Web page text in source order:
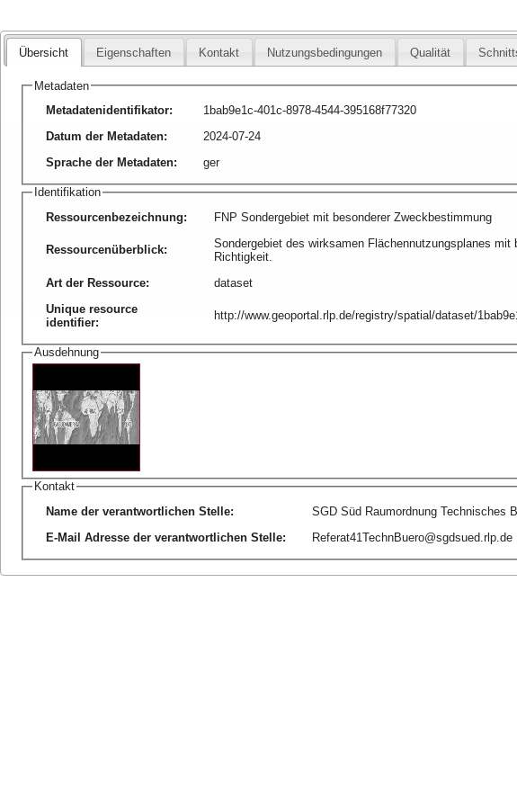
Übersicht Eigenschaften Kontakt Nutzungsbedingungen Qualität
Metadaten
Metadatenidentifikator:
1bab9e1c-401c-8978-4544-395168f77320
Datum der Metadaten:
2024-07-24
Sprache der Metadaten: ger
Identifikation
Ressourcenbezeichnung: FNP Sondergebiet mit besonderer Zweckbestimmung
Ressourcenüberblick:
Sondergebiet des wirksamen Flächennutzungsplanes
Richtigkeit.
Art der Ressource:
dataset
Unique resource
identifier:
http://www.geoportal.rlp.de/registry/spatial/dataset/
Ausdehnung
Kontakt
Name der verantwortlichen Stelle:
SGD Süd Raumordnung Technisches
E-Mail Adresse der verantwortlichen Stelle: Referat41TechnBuero@sgdsued.rlp.de